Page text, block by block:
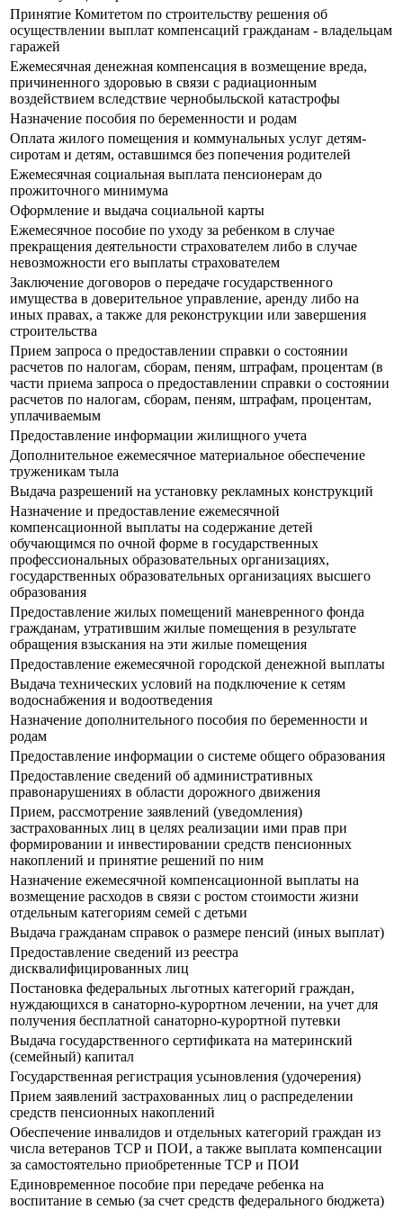
Принятие Комитетом по строительству решения об
осуществлении выплат компенсаций гражданам - владельцам
гаражей
Ежемесячная денежная компенсация в возмещение вреда,
причиненного здоровью в связи с радиационным
воздействием вследствие чернобыльской катастрофы
Назначение пособия по беременности и родам
Оплата жилого помещения и коммунальных услуг детям-
сиротам и детям, оставшимся без попечения родителей
Ежемесячная социальная выплата пенсионерам до
прожиточного минимума
Оформление и выдача социальной карты
Ежемесячное пособие по уходу за ребенком в случае
прекращения деятельности страхователем либо в случае
невозможности его выплаты страхователем
Заключение договоров о передаче государственного
имущества в доверительное управление, аренду либо на
иных правах, а также для реконструкции или завершения
строительства
Прием запроса о предоставлении справки о состоянии
расчетов по налогам, сборам, пеням, штрафам, процентам (в
части приема запроса о предоставлении справки о состоянии
расчетов по налогам, сборам, пеням, штрафам, процентам,
уплачиваемым
Предоставление информации жилищного учета
Дополнительное ежемесячное материальное обеспечение
труженикам тыла
Выдача разрешений на установку рекламных конструкций
Назначение и предоставление ежемесячной
компенсационной выплаты на содержание детей
обучающимся по очной форме в государственных
профессиональных образовательных организациях,
государственных образовательных организациях высшего
образования
Предоставление жилых помещений маневренного фонда
гражданам, утратившим жилые помещения в результате
обращения взыскания на эти жилые помещения
Предоставление ежемесячной городской денежной выплаты
Выдача технических условий на подключение к сетям
водоснабжения и водоотведения
Назначение дополнительного пособия по беременности и
родам
Предоставление информации о системе общего образования
Предоставление сведений об административных
правонарушениях в области дорожного движения
Прием, рассмотрение заявлений (уведомления)
застрахованных лиц в целях реализации ими прав при
формировании и инвестировании средств пенсионных
накоплений и принятие решений по ним
Назначение ежемесячной компенсационной выплаты на
возмещение расходов в связи с ростом стоимости жизни
отдельным категориям семей с детьми
Выдача гражданам справок о размере пенсий (иных выплат)
Предоставление сведений из реестра
дисквалифицированных лиц
Постановка федеральных льготных категорий граждан,
нуждающихся в санаторно-курортном лечении, на учет для
получения бесплатной санаторно-курортной путевки
Выдача государственного сертификата на материнский
(семейный) капитал
Государственная регистрация усыновления (удочерения)
Прием заявлений застрахованных лиц о распределении
средств пенсионных накоплений
Обеспечение инвалидов и отдельных категорий граждан из
числа ветеранов ТСР и ПОИ, а также выплата компенсации
за самостоятельно приобретенные ТСР и ПОИ
Единовременное пособие при передаче ребенка на
воспитание в семью (за счет средств федерального бюджета)